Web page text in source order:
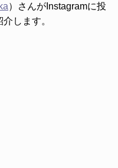
）さんがInstagramに投
します。